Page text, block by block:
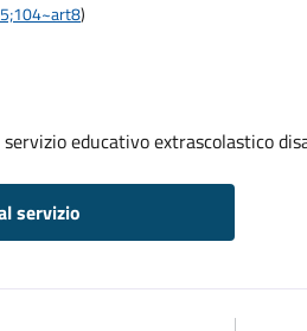
)
educativo extrascolastico
servizio